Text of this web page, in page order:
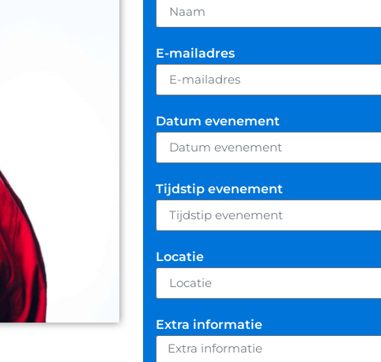
E-mailadres
Datum evenement
Tijdstip evenement
Locatie
Extra informatie